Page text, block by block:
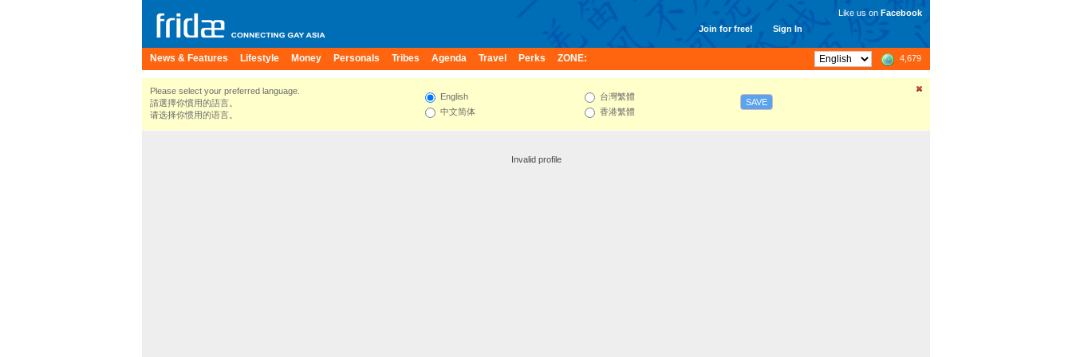
Join for free! Sign In
Like us on Facebook
News & Features Lifestyle Money Personals Tribes Agenda Travel Perks ZONE: 4,679
Please select your preferred language.
請選擇你慣用的語言。
请选择你惯用的语言。
English
中文简体
台灣繁體
香港繁體
SAVE
Invalid profile